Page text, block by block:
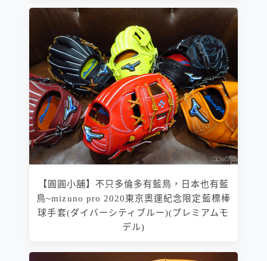
【圓圓小舖】不只多倫多有藍鳥，日本也有藍
鳥~mizuno pro 2020東京奧運紀念限定藍標棒
球手套(ダイバーシティブルー)(プレミアムモ
デル)